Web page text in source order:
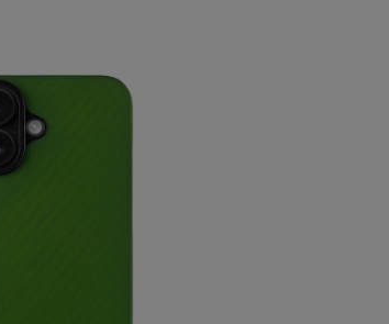
Smart
Ventilátory